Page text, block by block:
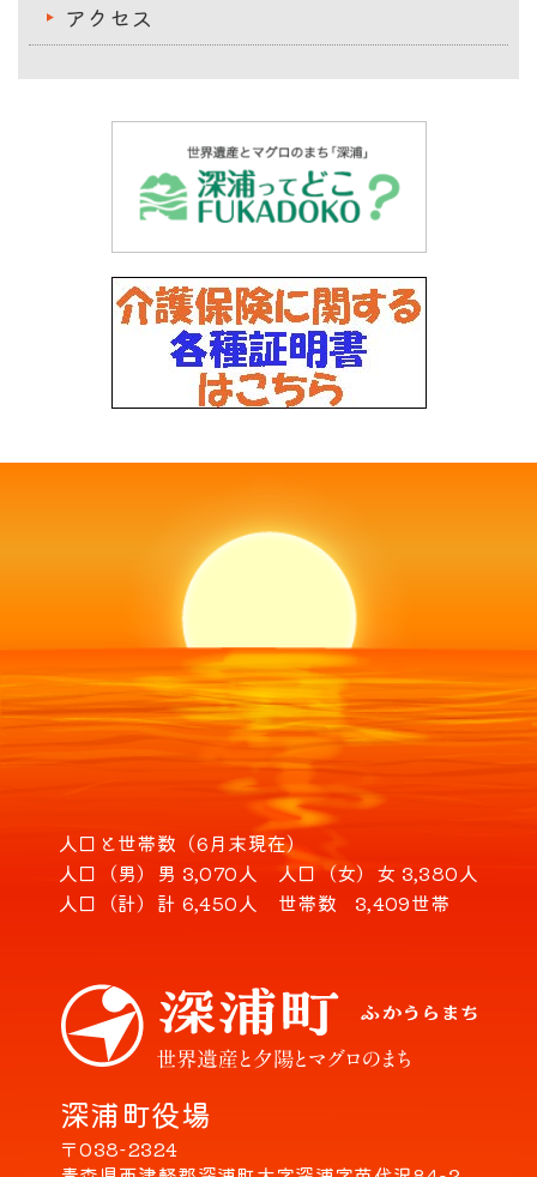
アクセス
深浦町役場
〒038-2324
人口と世帯数（6月末現在）
人口（男） 男 3,070人 人口（女） 女 3,380人
人口（計） 計 6,450人 世帯数 3,409世帯